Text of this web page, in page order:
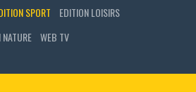
SPORT
EDITION LOISIRS
WEB TV